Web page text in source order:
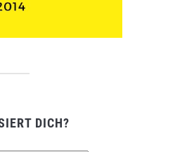
DICH?